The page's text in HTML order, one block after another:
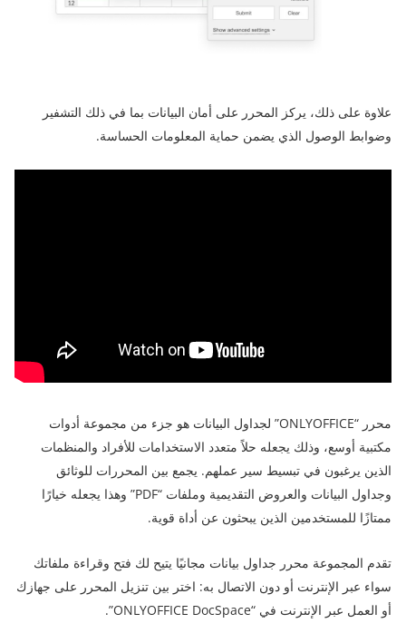
علاوة على ذلك، يركز المحرر على أمان البيانات بما في ذلك التشفير
وضوابط الوصول الذي يضمن حماية المعلومات الحساسة.
محرر “ONLYOFFICE” لجداول البيانات هو جزء من مجموعة أدوات
مكتبية أوسع، وذلك يجعله حلاً متعدد الاستخدامات للأفراد والمنظمات
الذين يرغبون في تبسيط سير عملهم. يجمع بين المحررات للوثائق
وجداول البيانات والعروض التقديمية وملفات “PDF” وهذا يجعله خيارًا
ممتازًا للمستخدمين الذين يبحثون عن أداة قوية.
تقدم المجموعة محرر جداول بيانات مجانيًا يتيح لك فتح وقراءة ملفاتك
سواء عبر الإنترنت أو دون الاتصال به: اختر بين تنزيل المحرر على جهازك
أو العمل عبر الإنترنت في “ONLYOFFICE DocSpace”.